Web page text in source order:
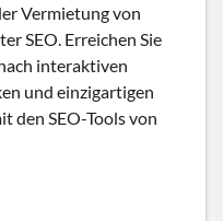
Vermietung von
SEO. Erreichen Sie
interaktiven
und einzigartigen
den SEO-Tools von